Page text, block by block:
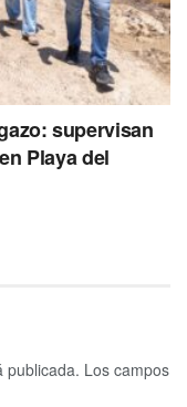
supervisan
Playa del
publicada. Los campos